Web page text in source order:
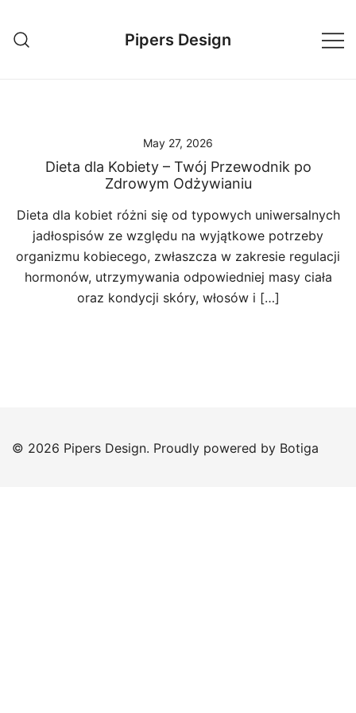
content
Pipers Design
May 27, 2026
Dieta dla Kobiety – Twój Przewodnik po
Zdrowym Odżywianiu
Dieta dla kobiet różni się od typowych uniwersalnych
jadłospisów ze względu na wyjątkowe potrzeby
organizmu kobiecego, zwłaszcza w zakresie regulacji
hormonów, utrzymywania odpowiedniej masy ciała
oraz kondycji skóry, włosów i […]
© 2026 Pipers Design. Proudly powered by Botiga